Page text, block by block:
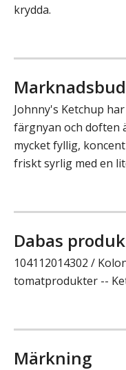
krydda.
Johnny's Ketchup
färgnyan och doften
mycket fyllig,
friskt syrlig med en
Dabas
104112014302 /
tomatprodukter --
Märkning